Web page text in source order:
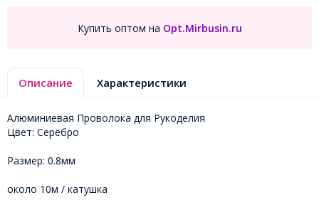
Купить оптом на Opt.Mirbusin.ru
Описание Характеристики
Алюминиевая Проволока для Рукоделия
Цвет: Серебро
Размер: 0.8мм
около 10м / катушка